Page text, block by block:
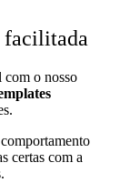
facilitada
com o nosso
certas com a